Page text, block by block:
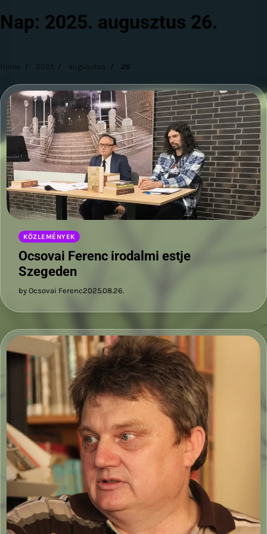
Nap: 2025. augusztus 26.
Home 2025 augusztus 26
KÖZLEMÉNYEK
Ocsovai Ferenc irodalmi estje
Szegeden
by Ocsovai Ferenc2025.08.26.